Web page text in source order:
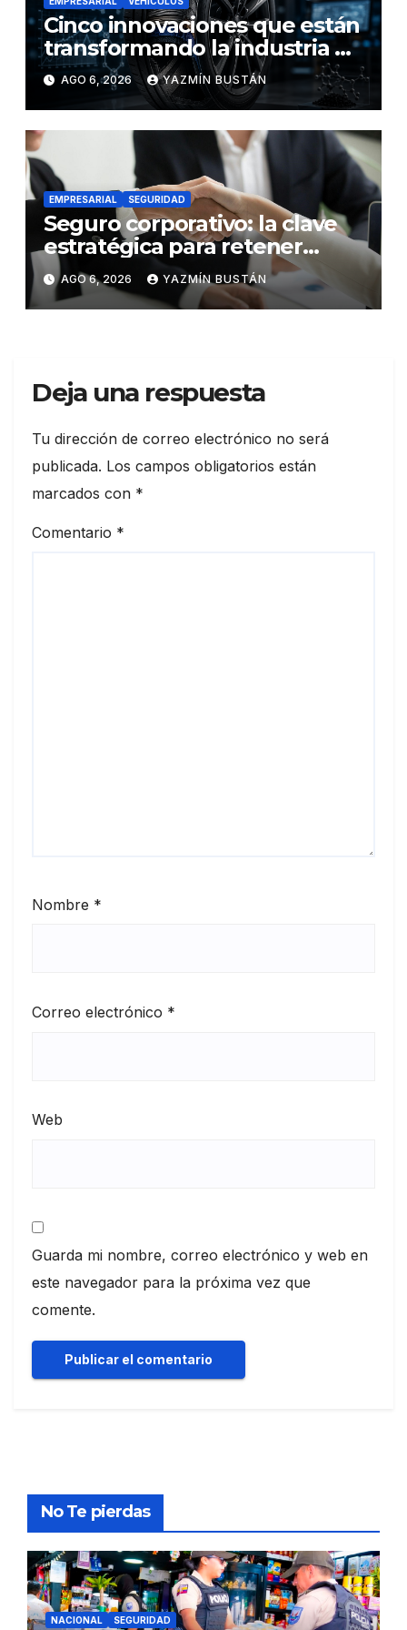
Cinco innovaciones que están
transformando la industria de
los neumáticos y redefinen el
futuro de la movilidad
AGO 6, 2026 YAZMÍN BUSTÁN
EMPRESARIAL SEGURIDAD
Seguro corporativo: la clave
estratégica para retener
talento en Ecuador
AGO 6, 2026 YAZMÍN BUSTÁN
Deja una respuesta
Tu dirección de correo electrónico no será
publicada. Los campos obligatorios están
marcados con *
Comentario *
Nombre *
Correo electrónico *
Web
Guarda mi nombre, correo electrónico y web en
este navegador para la próxima vez que
comente.
No Te pierdas
NACIONAL SEGURIDAD